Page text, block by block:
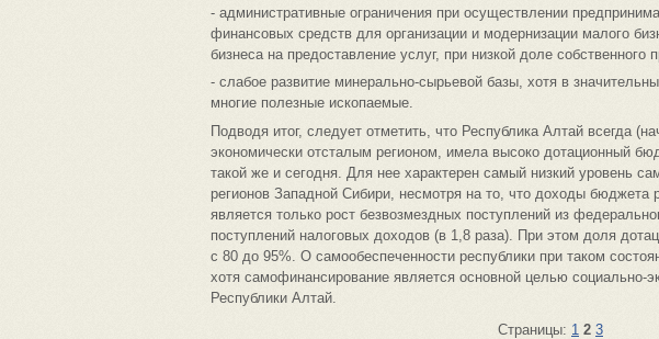
- административные ограничения при осуществлении
финансовых средств для организации и модернизации малого
бизнеса на предоставление услуг, при низкой доле собственного
- слабое развитие минерально-сырьевой базы, хотя в
многие полезные ископаемые.
Подводя итог, следует отметить, что Республика Алтай всегда
экономически отсталым регионом, имела высоко дотационный
такой же и сегодня. Для нее характерен самый низкий уровень
регионов Западной Сибири, несмотря на то, что доходы
является только рост безвозмездных поступлений из
поступлений налоговых доходов (в 1,8 раза). При этом доля
с 80 до 95%. О самообеспеченности республики при таком
хотя самофинансирование является основной целью социально-
Республики Алтай.
Страницы: 1 2 3